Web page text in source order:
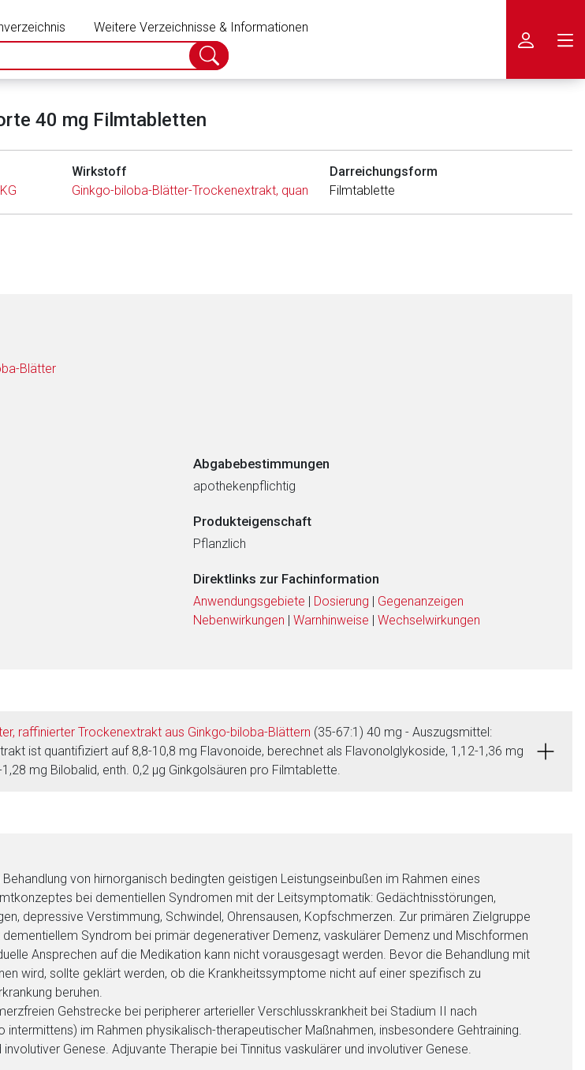
Weitere Verzeichnisse & Informationen
Suche
abschicken
40 mg Filmtabletten
Wirkstoff
Ginkgo-biloba-Blätter-Trockenextrakt, quantifiziert, raffiniert
Darreichungsform
Filmtablette
Blätter
Abgabebestimmungen
apothekenpflichtig
Produkteigenschaft
Pflanzlich
Direktlinks zur Fachinformation
Anwendungsgebiete | Dosierung | Gegenanzeigen
Nebenwirkungen | Warnhinweise | Wechselwirkungen
raffinierter Trockenextrakt aus Ginkgo-biloba-Blättern (35-67:1) 40 mg - Auszugsmittel:
ist quantifiziert auf 8,8-10,8 mg Flavonoide, berechnet als Flavonolglykoside, 1,12-1,36 mg
1,28 mg Bilobalid, enth. 0,2 μg Ginkgolsäuren pro Filmtablette.
von hirnorganisch bedingten geistigen Leistungseinbußen im Rahmen eines
bei dementiellen Syndromen mit der Leitsymptomatik: Gedächtnisstörungen,
depressive Verstimmung, Schwindel, Ohrensausen, Kopfschmerzen. Zur primären Zielgruppe
Syndrom bei primär degenerativer Demenz, vaskulärer Demenz und Mischformen
Ansprechen auf die Medikation kann nicht vorausgesagt werden. Bevor die Behandlung mit
wird, sollte geklärt werden, ob die Krankheitssymptome nicht auf einer spezifisch zu
beruhen.
Gehstrecke bei peripherer arterieller Verschlusskrankheit bei Stadium II nach
intermittens) im Rahmen physikalisch-therapeutischer Maßnahmen, insbesondere Gehtraining.
Genese. Adjuvante Therapie bei Tinnitus vaskulärer und involutiver Genese.